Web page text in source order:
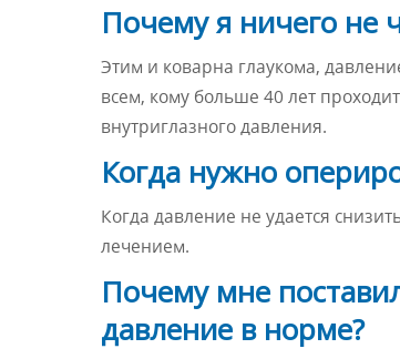
Почему я ничего не
Этим и коварна глаукома,
всем, кому больше 40 лет
внутриглазного давления.
Когда нужно
Когда давление не удается
лечением.
Почему мне
давление в норме?